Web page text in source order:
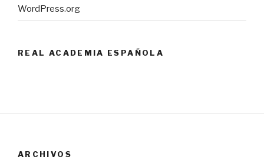
WordPress.org
REAL ACADEMIA ESPAÑOLA
ARCHIVOS